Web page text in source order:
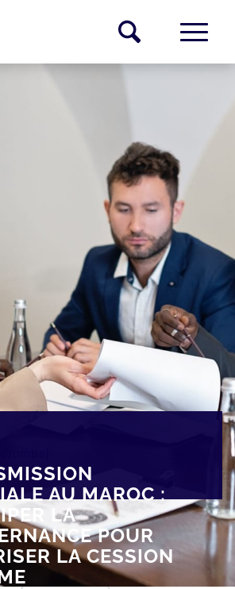
AU MAROC :
LA
POUR
LA CESSION